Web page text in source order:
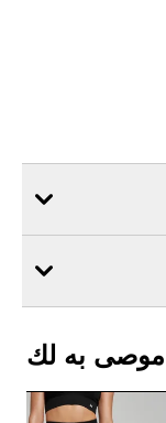
موصى به لك